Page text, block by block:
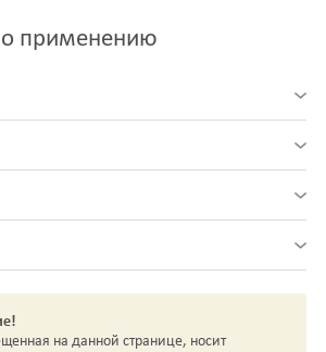
применению
на данной странице, носит